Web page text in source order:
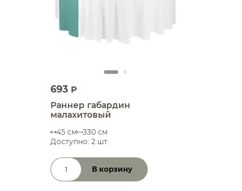
693 P
Раннер габардин
малахитовый
45 см
330 см
Доступно: 2 шт.
Количество товара
В корзину